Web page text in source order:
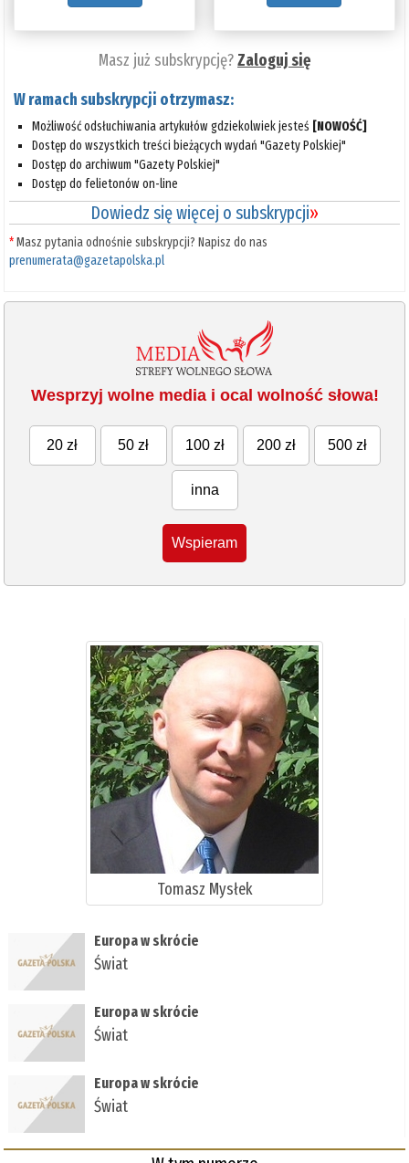
Masz już subskrypcję?Zaloguj się
W ramach subskrypcji otrzymasz:
Możliwość odsłuchiwania artykułów gdziekolwiek jesteś [NOWOŚĆ]
Dostęp do wszystkich treści bieżących wydań "Gazety Polskiej"
Dostęp do archiwum "Gazety Polskiej"
Dostęp do felietonów on-line
Dowiedz się więcej o subskrypcji»
*Masz pytania odnośnie subskrypcji? Napisz do nas
prenumerata@gazetapolska.pl
Wesprzyj wolne media i ocal wolność słowa!
20 zł 50 zł 100 zł 200 zł 500 zł
inna
Wspieram
Tomasz Mysłek
Europa w skrócie
Świat
Europa w skrócie
Świat
Europa w skrócie
Świat